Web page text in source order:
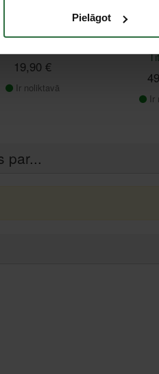
Pielāgot
ABUS
19,90 €
Ir noliktavā
par...